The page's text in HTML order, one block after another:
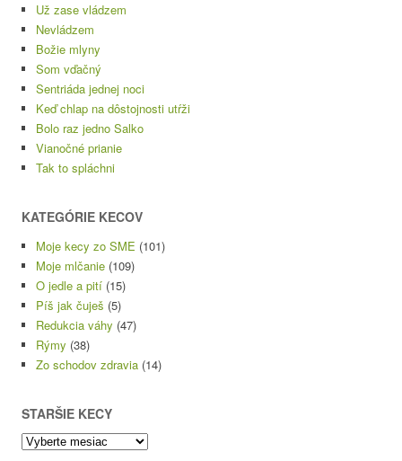
Už zase vládzem
Nevládzem
Božie mlyny
Som vďačný
Sentriáda jednej noci
Keď chlap na dôstojnosti utŕži
Bolo raz jedno Salko
Vianočné prianie
Tak to spláchni
KATEGÓRIE KECOV
Moje kecy zo SME (101)
Moje mlčanie (109)
O jedle a pití (15)
Píš jak čuješ (5)
Redukcia váhy (47)
Rýmy (38)
Zo schodov zdravia (14)
STARŠIE KECY
Staršie
kecy